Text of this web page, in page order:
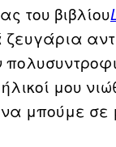
του βιβλίου
μου
να μπούμε